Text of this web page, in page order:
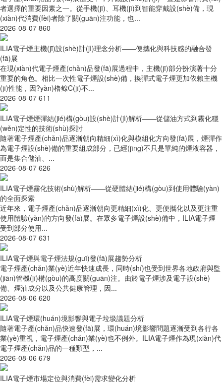
者選擇的重要因素之一。從手機(jī)、耳機(jī)到智能穿戴設(shè)備，現
(xiàn)代消費(fèi)者除了關(guān)注功能，也...
2026-08-07 860
ILIA電子煙主機(jī)設(shè)計(jì)理念分析——便攜化與科技感的融合發
(fā)展
在現(xiàn)代電子煙產(chǎn)品發(fā)展過程中，主機(jī)部分扮演著十分
重要的角色。相比一次性電子煙設(shè)備，換彈式電子煙更加依賴主機
(jī)性能，因?yàn)橹鳈C(jī)不...
2026-08-07 611
ILIA電子煙煙彈結(jié)構(gòu)設(shè)計(jì)解析——從儲油方式到霧化穩
(wěn)定性的技術(shù)探討
隨著電子煙產(chǎn)品逐漸朝向精細(xì)化與模組化方向發(fā)展，煙彈作
為電子煙設(shè)備的重要組成部分，已經(jīng)不只是單純的煙液容器，
而是集合儲油、...
2026-08-07 626
ILIA電子煙霧化技術(shù)解析——從硬體結(jié)構(gòu)到使用體驗(yàn)
的全面探索
近年來，電子煙產(chǎn)品逐漸朝向更精細(xì)化、更便攜化以及更注重
使用體驗(yàn)的方向發(fā)展。在眾多電子煙設(shè)備中，ILIA電子煙
受到部分使用...
2026-08-07 631
ILIA電子煙與電子煙法規(guī)發(fā)展趨勢分析
電子煙產(chǎn)業(yè)近年快速成長，同時(shí)也受到世界各地政府與監
(jiān)管機(jī)構(gòu)的高度關(guān)注。由於電子煙涉及電子設(shè)
備、煙油成分以及公共健康管理，因...
2026-08-06 620
ILIA電子煙環(huán)境影響與電子垃圾議題分析
隨著電子產(chǎn)品快速發(fā)展，環(huán)境影響問題逐漸受到各行各
業(yè)重視，電子煙產(chǎn)業(yè)也不例外。ILIA電子煙作為現(xiàn)代
電子煙產(chǎn)品的一種類型，...
2026-08-06 679
ILIA電子煙市場定位與消費(fèi)需求變化分析